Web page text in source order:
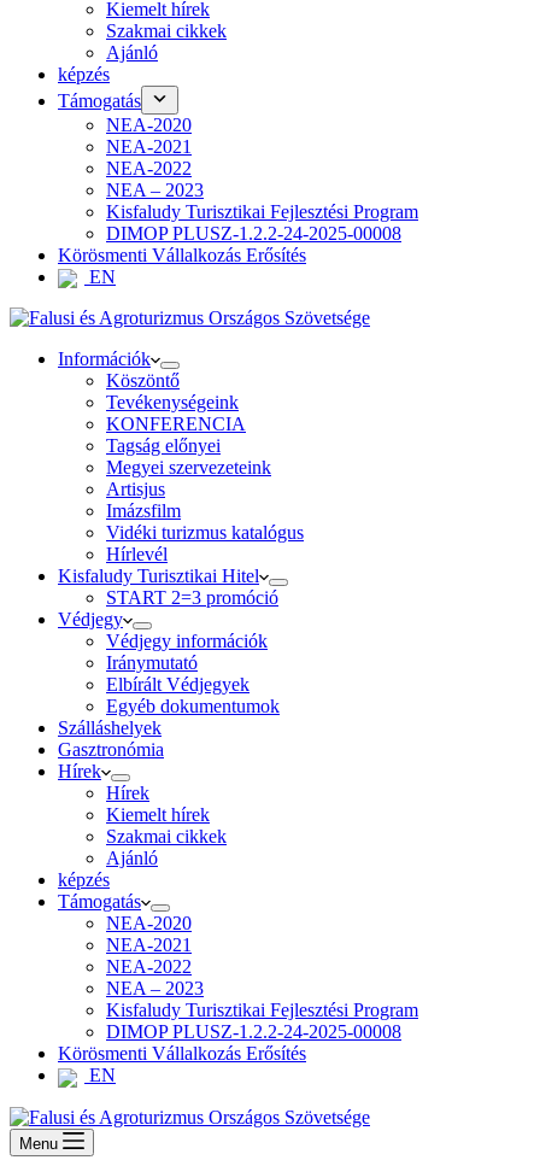
Kiemelt hírek
Szakmai cikkek
Ajánló
képzés
Támogatás
NEA-2020
NEA-2021
NEA-2022
NEA – 2023
Kisfaludy Turisztikai Fejlesztési Program
DIMOP PLUSZ-1.2.2-24-2025-00008
Körösmenti Vállalkozás Erősítés
EN
Információk
Köszöntő
Tevékenységeink
KONFERENCIA
Tagság előnyei
Megyei szervezeteink
Artisjus
Imázsfilm
Vidéki turizmus katalógus
Hírlevél
Kisfaludy Turisztikai Hitel
START 2=3 promóció
Védjegy
Védjegy információk
Iránymutató
Elbírált Védjegyek
Egyéb dokumentumok
Szálláshelyek
Gasztronómia
Hírek
Hírek
Kiemelt hírek
Szakmai cikkek
Ajánló
képzés
Támogatás
NEA-2020
NEA-2021
NEA-2022
NEA – 2023
Kisfaludy Turisztikai Fejlesztési Program
DIMOP PLUSZ-1.2.2-24-2025-00008
Körösmenti Vállalkozás Erősítés
EN
Menu